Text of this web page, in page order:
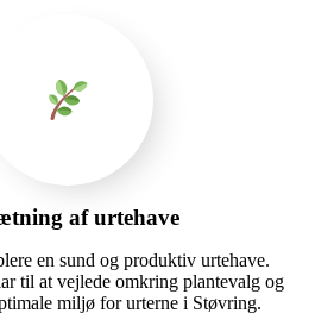
af urtehave
en sund og produktiv urtehave.
til at vejlede omkring plantevalg og
miljø for urterne i Støvring.